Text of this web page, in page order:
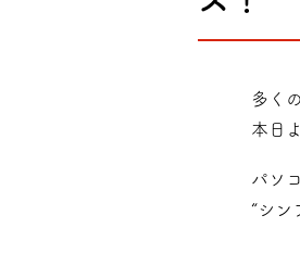
多く
本日
パソ
“シン